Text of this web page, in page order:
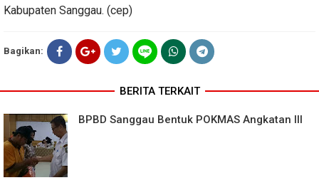
Kabupaten Sanggau. (cep)
Bagikan:
BERITA TERKAIT
BPBD Sanggau Bentuk POKMAS Angkatan III